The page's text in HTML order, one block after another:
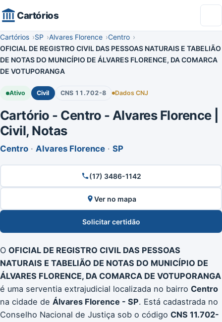
Cartórios
Cartórios SP Alvares Florence
Centro
OFICIAL DE REGISTRO CIVIL DAS PESSOAS NATURAIS E TABELIÃO
DE NOTAS DO MUNICÍPIO DE ÁLVARES FLORENCE, DA COMARCA
DE VOTUPORANGA
Ativo Civil CNS 11.702-8 Dados CNJ
Cartório - Centro - Alvares Florence |
Civil, Notas
Centro · Alvares Florence · SP
(17) 3486-1142
Ver no mapa
Solicitar certidão
O OFICIAL DE REGISTRO CIVIL DAS PESSOAS
NATURAIS E TABELIÃO DE NOTAS DO MUNICÍPIO DE
ÁLVARES FLORENCE, DA COMARCA DE VOTUPORANGA
é uma serventia extrajudicial localizada no bairro Centro
na cidade de Álvares Florence - SP. Está cadastrada no
Conselho Nacional de Justiça sob o código CNS 11.702-